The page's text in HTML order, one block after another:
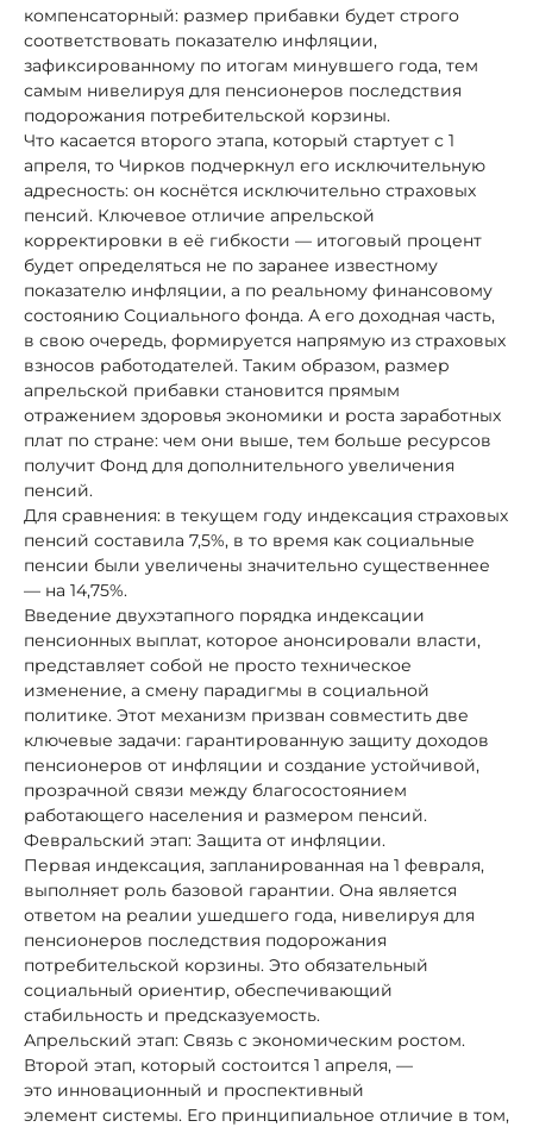
компенсаторный: размер прибавки будет строго
соответствовать показателю инфляции,
зафиксированному по итогам минувшего года, тем
самым нивелируя для пенсионеров последствия
подорожания потребительской корзины.
Что касается второго этапа, который стартует с 1
апреля, то Чирков подчеркнул его исключительную
адресность: он коснётся исключительно страховых
пенсий. Ключевое отличие апрельской
корректировки в её гибкости — итоговый процент
будет определяться не по заранее известному
показателю инфляции, а по реальному финансовому
состоянию Социального фонда. А его доходная часть,
в свою очередь, формируется напрямую из страховых
взносов работодателей. Таким образом, размер
апрельской прибавки становится прямым
отражением здоровья экономики и роста заработных
плат по стране: чем они выше, тем больше ресурсов
получит Фонд для дополнительного увеличения
пенсий.
Для сравнения: в текущем году индексация страховых
пенсий составила 7,5%, в то время как социальные
пенсии были увеличены значительно существеннее
— на 14,75%.
Введение двухэтапного порядка индексации
пенсионных выплат, которое анонсировали власти,
представляет собой не просто техническое
изменение, а смену парадигмы в социальной
политике. Этот механизм призван совместить две
ключевые задачи: гарантированную защиту доходов
пенсионеров от инфляции и создание устойчивой,
прозрачной связи между благосостоянием
работающего населения и размером пенсий.
Февральский этап: Защита от инфляции.
Первая индексация, запланированная на 1 февраля,
выполняет роль базовой гарантии. Она является
ответом на реалии ушедшего года, нивелируя для
пенсионеров последствия подорожания
потребительской корзины. Это обязательный
социальный ориентир, обеспечивающий
стабильность и предсказуемость.
Апрельский этап: Связь с экономическим ростом.
Второй этап, который состоится 1 апреля, —
это инновационный и проспективный
элемент системы. Его принципиальное отличие в том,